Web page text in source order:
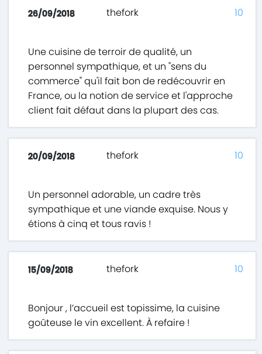
26/09/2018 thefork
Une cuisine de terroir de qualité, un
personnel sympathique, et un "sens du
commerce" qu'il fait bon de redécouvrir en
France, ou la notion de service et l'approche
client fait défaut dans la plupart des cas.
10
20/09/2018 thefork
Un personnel adorable, un cadre très
sympathique et une viande exquise. Nous y
étions à cinq et tous ravis !
10
15/09/2018 thefork
Bonjour , l’accueil est topissime, la cuisine
goûteuse le vin excellent. À refaire !
10